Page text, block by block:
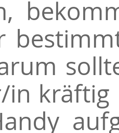
in kräftig